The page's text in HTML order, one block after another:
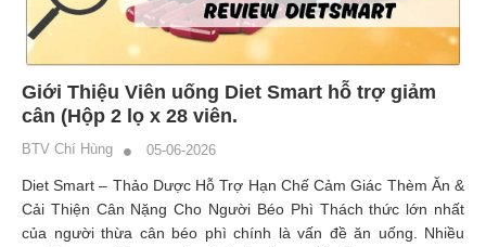
Giới Thiệu Viên uống Diet Smart hỗ trợ giảm
cân (Hộp 2 lọ x 28 viên.
BTV Chí Hùng 05-06-2026
Diet Smart – Thảo Dược Hỗ Trợ Hạn Chế Cảm Giác Thèm Ăn &
Cải Thiện Cân Nặng Cho Người Béo Phì Thách thức lớn nhất
của người thừa cân béo phì chính là vấn đề ăn uống. Nhiều